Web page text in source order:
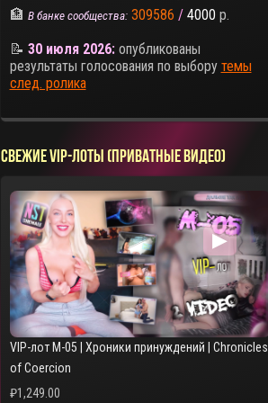
🏦 В банке сообщества: 309586 / 4000 р.
📝 30 июля 2026:опубликованы
результаты голосования по выбору темы
след. ролика
СВЕЖИЕ VIP-ЛОТЫ (ПРИВАТНЫЕ ВИДЕО)
▶
VIP-лот M-05 | Хроники принуждений | Chronicles
of Coercion
₽1,249.00